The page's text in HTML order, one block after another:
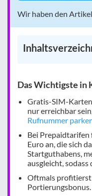
Wir haben den
Das Wichtigste in
Gratis-SIM-Karten
nur erreichbar
Rufnummer
Bei
Euro an, die sich
Startguthabens,
ausgleicht,
Oftmals profitierst
Portierungsbonus.